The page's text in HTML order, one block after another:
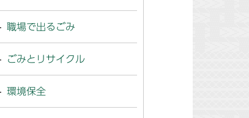
職場で出るごみ
ごみとリサイクル
環境保全